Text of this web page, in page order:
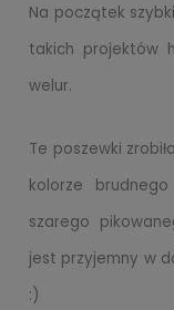
Na początek
takich projektów
welur.
Te poszewki
kolorze
szarego
jest przyjemny w
:)